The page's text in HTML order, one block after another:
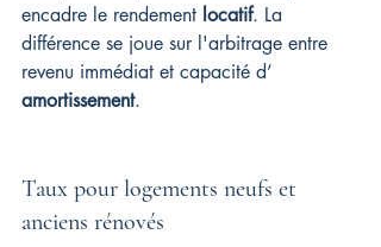
encadre le rendement locatif. La
différence se joue sur l'arbitrage entre
revenu immédiat et capacité d’
amortissement.
Taux pour logements neufs et
anciens rénovés